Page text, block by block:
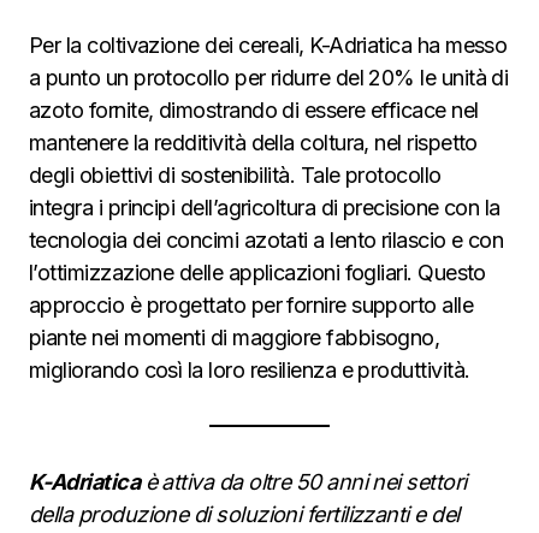
Per la coltivazione dei cereali, K-Adriatica ha messo
a punto un protocollo per ridurre del 20% le unità di
azoto fornite, dimostrando di essere efficace nel
mantenere la redditività della coltura, nel rispetto
degli obiettivi di sostenibilità. Tale protocollo
integra i principi dell’agricoltura di precisione con la
tecnologia dei concimi azotati a lento rilascio e con
l’ottimizzazione delle applicazioni fogliari. Questo
approccio è progettato per fornire supporto alle
piante nei momenti di maggiore fabbisogno,
migliorando così la loro resilienza e produttività.
K-Adriaticaè attiva da oltre 50 anni nei settori
della produzione di soluzioni fertilizzanti e del